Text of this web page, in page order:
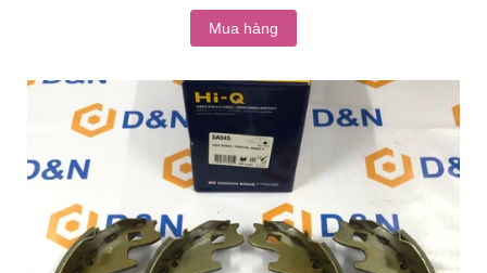
Mua hàng